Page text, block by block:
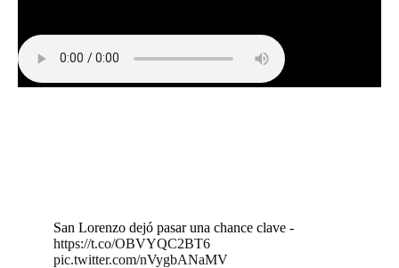
San Lorenzo dejó pasar una chance clave -
https://t.co/OBVYQC2BT6
pic.twitter.com/nVygbANaMV